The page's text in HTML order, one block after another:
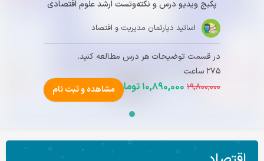
پکیج ویدیو درس و نکته‌وتست ارشد علوم اقتصادی
اساتید دپارتمان مدیریت و اقتصاد
در قسمت توضیحات هر درس مطالعه کنید.
۲۷۵ ساعت
۱۹,۸۰۰,۰۰۰ ۱۰,۸۹۰,۰۰۰تومان مشاهده و ثبت نام